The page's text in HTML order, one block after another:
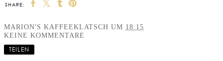
SHARE:
MARION'S KAFFEEKLATSCH UM 18:15
KEINE KOMMENTARE
TEILEN